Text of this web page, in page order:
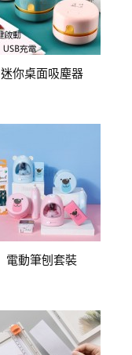
迷你桌面吸塵器
電動筆刨套裝